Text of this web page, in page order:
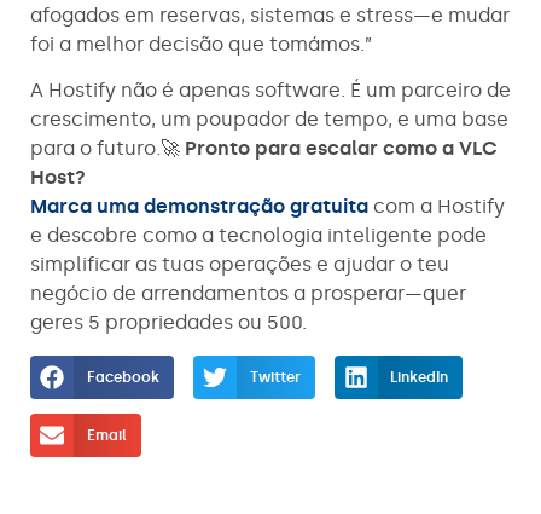
afogados em reservas, sistemas e stress—e mudar
foi a melhor decisão que tomámos.”
A Hostify não é apenas software. É um parceiro de
crescimento, um poupador de tempo, e uma base
para o futuro.🚀 Pronto para escalar como a VLC
Host?
Marca uma demonstração gratuita com a Hostify
e descobre como a tecnologia inteligente pode
simplificar as tuas operações e ajudar o teu
negócio de arrendamentos a prosperar—quer
geres 5 propriedades ou 500.
Facebook Twitter LinkedIn
Email